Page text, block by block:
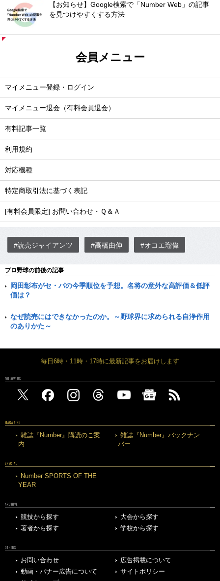
【お知らせ】Google検索で「Number Web」の記事
を見つけやすくする方法
会員メニュー
マイメニュー登録・ログイン
マイメニュー退会（有料会員退会）
有料記事一覧
利用規約
対応機種
特定商取引法に基づく表記
[有料会員限定] お問い合わせ・Ｑ＆Ａ
#読売ジャイアンツ #高橋由伸 #オコエ瑠偉
プロ野球の前後の記事
岡田彰布がセ・パの今季順位を予想。名将の意外な高評価＆低評
価は？
なぜ読売にはできなかったのか。～野球界に求められる自浄作用
のありかた～
毎日6時・11時・17時に最新記事をお届けします
FOLLOW US
MAGAZINE
雑誌『Number』購読のご案
内
雑誌『Number』バックナン
バー
SPECIAL
Number SPORTS OF THE
YEAR
ARCHIVE
競技から探す
大会から探す
著者から探す
学校から探す
OTHERS
お問い合わせ
広告掲載について
動画・バナー広告について
サイトポリシー